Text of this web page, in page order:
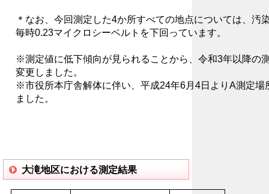
＊なお、今回測定した4か所すべての地点については、汚
毎時0.23マイクロシーベルトを下回っています。
※測定値に低下傾向が見られることから、令和3年以降の
変更しました。
※市役所本庁舎解体に伴い、平成24年6月4日よりA測定
ました。
大滝地区における測定結果